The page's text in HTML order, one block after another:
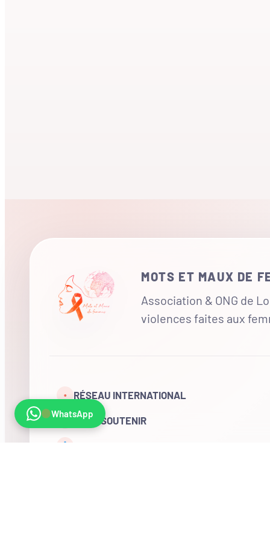
MOTS ET MAUX DE
Association & ONG de
violences faites aux
• RÉSEAU INTERNATIONAL
NOUS SOUTENIR
WhatsApp